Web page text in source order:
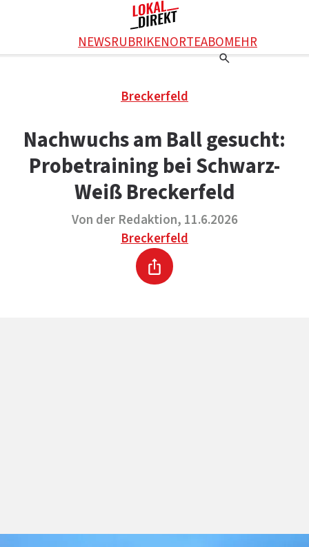
NEWSRUBRIKENORTEABOMEHR
Werbung schalten
Kontakt
Das Team
KONTAKT
DAS TEAM
ÜBER UNS
Breckerfeld
Nachwuchs am Ball gesucht:
Probetraining bei Schwarz-
Weiß Breckerfeld
Von der Redaktion, 11.6.2026
Breckerfeld
Drucken